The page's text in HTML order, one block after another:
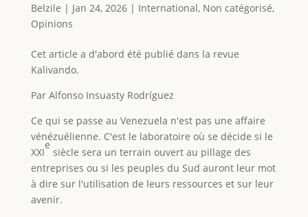
Belzile | Jan 24, 2026| International, Non catégorisé,
Opinions
Cet article a d'abord été publié dans la revue
Kalivando.
Par Alfonso Insuasty Rodríguez
Ce qui se passe au Venezuela n'est pas une affaire
vénézuélienne. C'est le laboratoire où se décide si le
XXI
e
siècle sera un terrain ouvert au pillage des
entreprises ou si les peuples du Sud auront leur mot
à dire sur l'utilisation de leurs ressources et sur leur
avenir.